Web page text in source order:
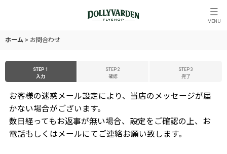
MENU
ホーム > お問合わせ
STEP 1
入力
STEP 2
確認
STEP 3
完了
お客様の迷惑メール設定により、当店のメッセージが届
かない場合がございます。
数日経ってもお返事が無い場合、設定をご確認の上、お
電話もしくはメールにてご連絡お願い致します。